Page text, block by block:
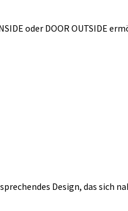
oder DOOR OUTSIDE
Design, das sich